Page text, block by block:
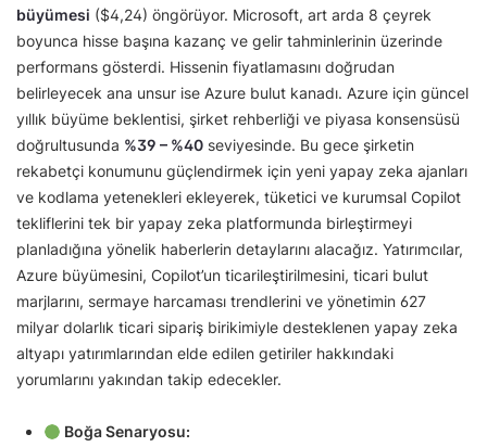
büyümesi ($4,24) öngörüyor. Microsoft, art arda 8 çeyrek
boyunca hisse başına kazanç ve gelir tahminlerinin üzerinde
performans gösterdi. Hissenin fiyatlamasını doğrudan
belirleyecek ana unsur ise Azure bulut kanadı. Azure için güncel
yıllık büyüme beklentisi, şirket rehberliği ve piyasa konsensüsü
doğrultusunda %39 – %40 seviyesinde. Bu gece şirketin
rekabetçi konumunu güçlendirmek için yeni yapay zeka ajanları
ve kodlama yetenekleri ekleyerek, tüketici ve kurumsal Copilot
tekliflerini tek bir yapay zeka platformunda birleştirmeyi
planladığına yönelik haberlerin detaylarını alacağız. Yatırımcılar,
Azure büyümesini, Copilot’un ticarileştirilmesini, ticari bulut
marjlarını, sermaye harcaması trendlerini ve yönetimin 627
milyar dolarlık ticari sipariş birikimiyle desteklenen yapay zeka
altyapı yatırımlarından elde edilen getiriler hakkındaki
yorumlarını yakından takip edecekler.
Boğa Senaryosu: